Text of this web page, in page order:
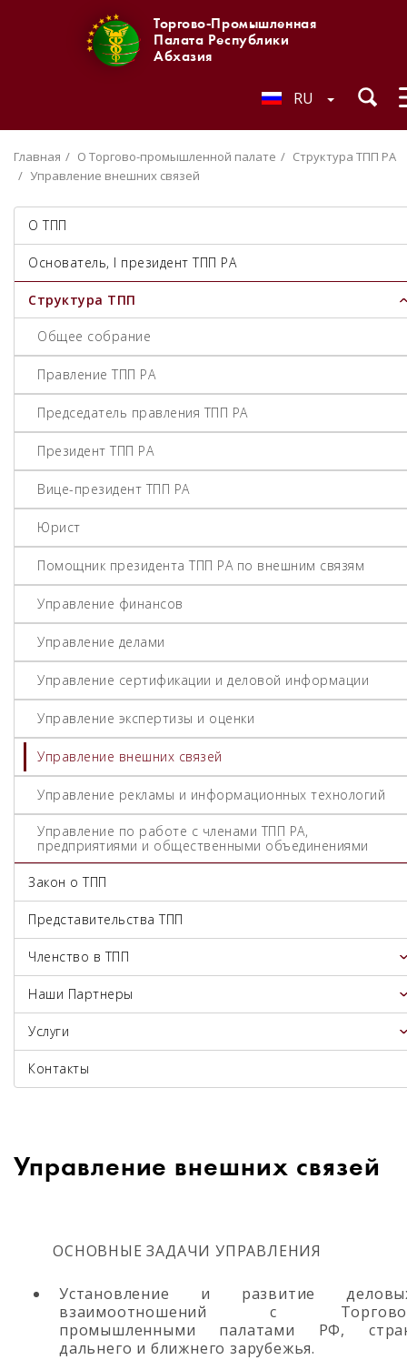
Торгово-Промышленная
Палата Республики
Абхазия
RU
Главная О Торгово-промышленной палате
Структура ТПП РА
Управление внешних связей
О ТПП
Основатель, I президент ТПП РА
Структура ТПП
Общее собрание
Правление ТПП РА
Председатель правления ТПП РА
Президент ТПП РА
Вице-президент ТПП РА
Юрист
Помощник президента ТПП РА по внешним связям
Управление финансов
Управление делами
Управление сертификации и деловой информации
Управление экспертизы и оценки
Управление внешних связей
Управление рекламы и информационных технологий
Управление по работе с членами ТПП РА,
предприятиями и общественными объединениями
Закон о ТПП
Представительства ТПП
Членство в ТПП
Наши Партнеры
Услуги
Контакты
Управление внешних связей
ОСНОВНЫЕ ЗАДАЧИ УПРАВЛЕНИЯ
Установление и развитие
взаимоотношений с
промышленными палатами РФ,
дальнего и ближнего зарубежья.